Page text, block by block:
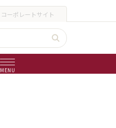
コーポレートサイト
MENU